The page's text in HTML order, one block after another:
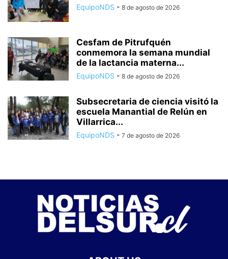
EquipoNDS - 8 de agosto de 2026
Cesfam de Pitrufquén
conmemora la semana mundial
de la lactancia materna...
EquipoNDS - 8 de agosto de 2026
Subsecretaria de ciencia visitó la
escuela Manantial de Relún en
Villarrica...
EquipoNDS - 7 de agosto de 2026